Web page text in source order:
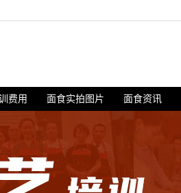
费用 面食实拍图片 面食资讯